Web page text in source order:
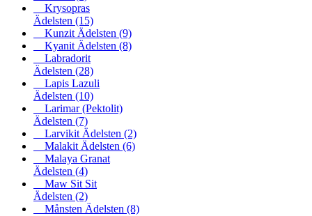
Krysopras
Ädelsten (15)
Kunzit Ädelsten (9)
Kyanit Ädelsten (8)
Labradorit
Ädelsten (28)
Lapis Lazuli
Ädelsten (10)
Larimar (Pektolit)
Ädelsten (7)
Larvikit Ädelsten (2)
Malakit Ädelsten (6)
Malaya Granat
Ädelsten (4)
Maw Sit Sit
Ädelsten (2)
Månsten Ädelsten (8)